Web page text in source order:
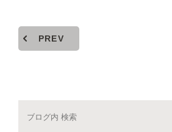
PREV